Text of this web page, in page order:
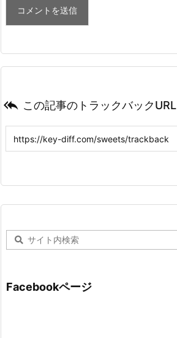
 この記事のトラックバックURL
Facebookページ